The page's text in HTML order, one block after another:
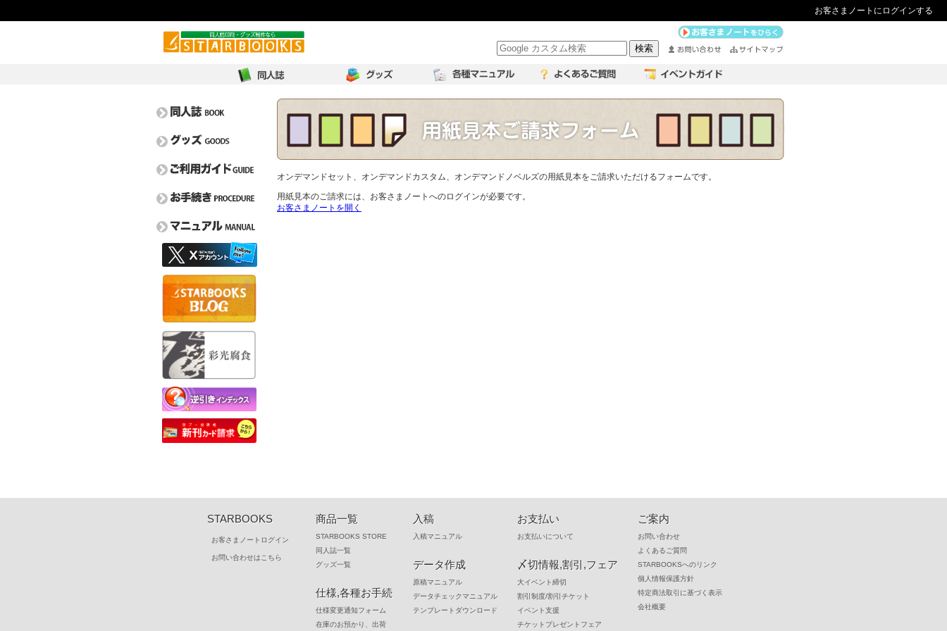
お客さまノートにログインする
オンデマンド比較表
取扱用紙一覧
特色一覧
取り扱い箔一覧
フェア情報
よくある質問
毎割60
ぼうけんのしょ
お問い合わせ
新刊カード請求/交換
データチェック編
逆引きインデックス
本づくりのいろは
オンデマンドセット、オンデマンドカスタム、オンデマンドノベルズの用紙見本をご請求いただけるフォームです。
用紙見本のご請求には、お客さまノートへのログインが必要です。
お客さまノートを開く
STARBOOKS
お客さまノートログイン
お問い合わせはこちら
商品一覧
STARBOOKS STORE
同人誌一覧
グッズ一覧
仕様,各種お手続
仕様変更通知フォーム
在庫のお預かり、出荷
入稿
入稿マニュアル
データ作成
原稿マニュアル
データチェックマニュアル
テンプレートダウンロード
お支払い
お支払いについて
〆切情報,割引,フェア
大イベント締切
割引制度/割引チケット
イベント支援
チケットプレゼントフェア
ご案内
お問い合わせ
よくあるご質問
STARBOOKSへのリンク
個人情報保護方針
特定商法取引に基づく表示
会社概要